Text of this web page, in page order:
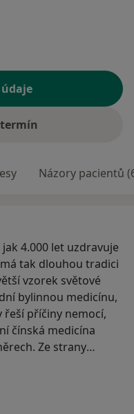
Názory pacientů
4.000 let uzdravuje
vzorek světové
bylinnou medicínu,
příčiny nemocí,
čínská medicína
Ze strany
místo, kde vznikla
stav "pacienta" jaký
ty, kteří dávají